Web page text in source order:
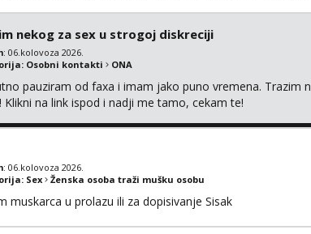
nekog za sex u strogoj diskreciji
: 06.kolovoza 2026.
Osobni kontakti ONA
pauziram od faxa i imam jako puno vremena. Trazim
Klikni na link ispod i nadji me tamo, cekam te!
: 06.kolovoza 2026.
Sex Ženska osoba traži mušku osobu
muskarca u prolazu ili za dopisivanje Sisak